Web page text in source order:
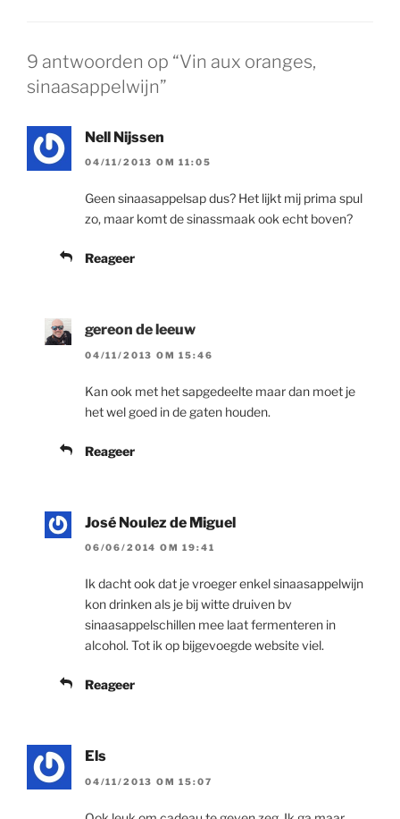
9 antwoorden op “Vin aux oranges,
sinaasappelwijn”
Nell Nijssen
04/11/2013 OM 11:05
Geen sinaasappelsap dus? Het lijkt mij prima spul
zo, maar komt de sinassmaak ook echt boven?
Reageer
gereon de leeuw
04/11/2013 OM 15:46
Kan ook met het sapgedeelte maar dan moet je
het wel goed in de gaten houden.
Reageer
José Noulez de Miguel
06/06/2014 OM 19:41
Ik dacht ook dat je vroeger enkel sinaasappelwijn
kon drinken als je bij witte druiven bv
sinaasappelschillen mee laat fermenteren in
alcohol. Tot ik op bijgevoegde website viel.
Reageer
Els
04/11/2013 OM 15:07